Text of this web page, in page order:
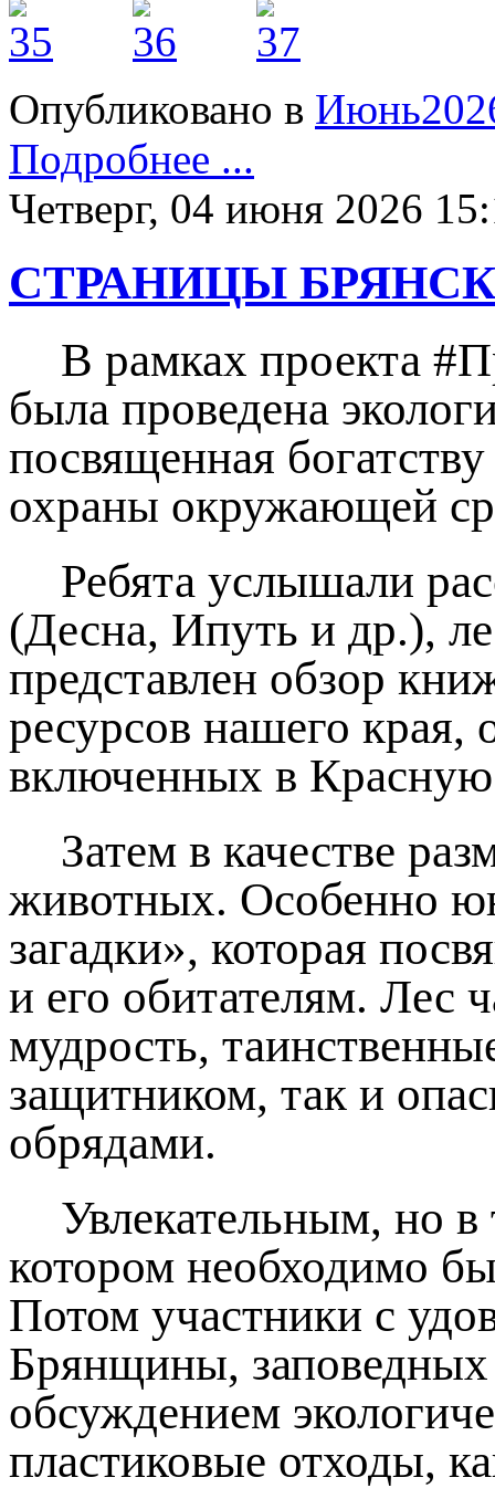
Опубликовано в
Подробнее ...
Четверг, 04 июня 2026
СТРАНИЦЫ
В рамках проекта
была проведена
посвященная
охраны окружающей
Ребята услышали
(Десна, Ипуть и др.),
представлен обзор
ресурсов нашего края,
включенных в Красную
Затем в качестве
животных. Особенно
загадки», которая
и его обитателям. Лес
мудрость,
защитником, так и
обрядами.
Увлекательным, но
котором необходимо
Потом участники с
Брянщины, заповедных
обсуждением
пластиковые отходы,